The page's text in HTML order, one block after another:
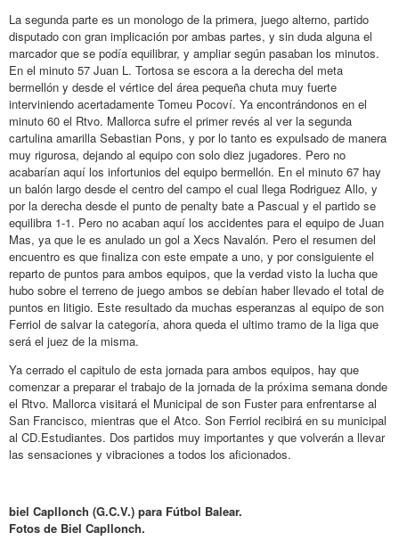
La segunda parte es un monologo de la primera, juego alterno, partido
disputado con gran implicación por ambas partes, y sin duda alguna el
marcador que se podía equilibrar, y ampliar según pasaban los minutos.
En el minuto 57 Juan L. Tortosa se escora a la derecha del meta
bermellón y desde el vértice del área pequeña chuta muy fuerte
interviniendo acertadamente Tomeu Pocoví. Ya encontrándonos en el
minuto 60 el Rtvo. Mallorca sufre el primer revés al ver la segunda
cartulina amarilla Sebastian Pons, y por lo tanto es expulsado de manera
muy rigurosa, dejando al equipo con solo diez jugadores. Pero no
acabarían aquí los infortunios del equipo bermellón. En el minuto 67 hay
un balón largo desde el centro del campo el cual llega Rodriguez Allo, y
por la derecha desde el punto de penalty bate a Pascual y el partido se
equilibra 1-1. Pero no acaban aquí los accidentes para el equipo de Juan
Mas, ya que le es anulado un gol a Xecs Navalón. Pero el resumen del
encuentro es que finaliza con este empate a uno, y por consiguiente el
reparto de puntos para ambos equipos, que la verdad visto la lucha que
hubo sobre el terreno de juego ambos se debían haber llevado el total de
puntos en litigio. Este resultado da muchas esperanzas al equipo de son
Ferriol de salvar la categoría, ahora queda el ultimo tramo de la liga que
será el juez de la misma.
Ya cerrado el capitulo de esta jornada para ambos equipos, hay que
comenzar a preparar el trabajo de la jornada de la próxima semana donde
el Rtvo. Mallorca visitará el Municipal de son Fuster para enfrentarse al
San Francisco, mientras que el Atco. Son Ferriol recibirá en su municipal
al CD.Estudiantes. Dos partidos muy importantes y que volverán a llevar
las sensaciones y vibraciones a todos los aficionados.
biel Capllonch (G.C.V.) para Fútbol Balear.
Fotos de Biel Capllonch.